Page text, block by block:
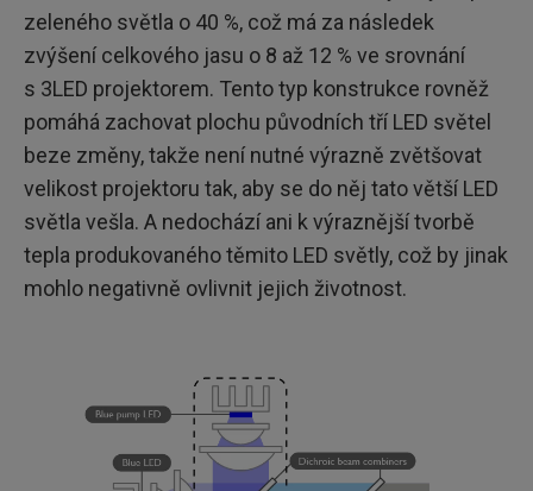
zeleného světla o 40 %, což má za následek
zvýšení celkového jasu o 8 až 12 % ve srovnání
s 3LED projektorem. Tento typ konstrukce rovněž
pomáhá zachovat plochu původních tří LED světel
beze změny, takže není nutné výrazně zvětšovat
velikost projektoru tak, aby se do něj tato větší LED
světla vešla. A nedochází ani k výraznější tvorbě
tepla produkovaného těmito LED světly, což by jinak
mohlo negativně ovlivnit jejich životnost.